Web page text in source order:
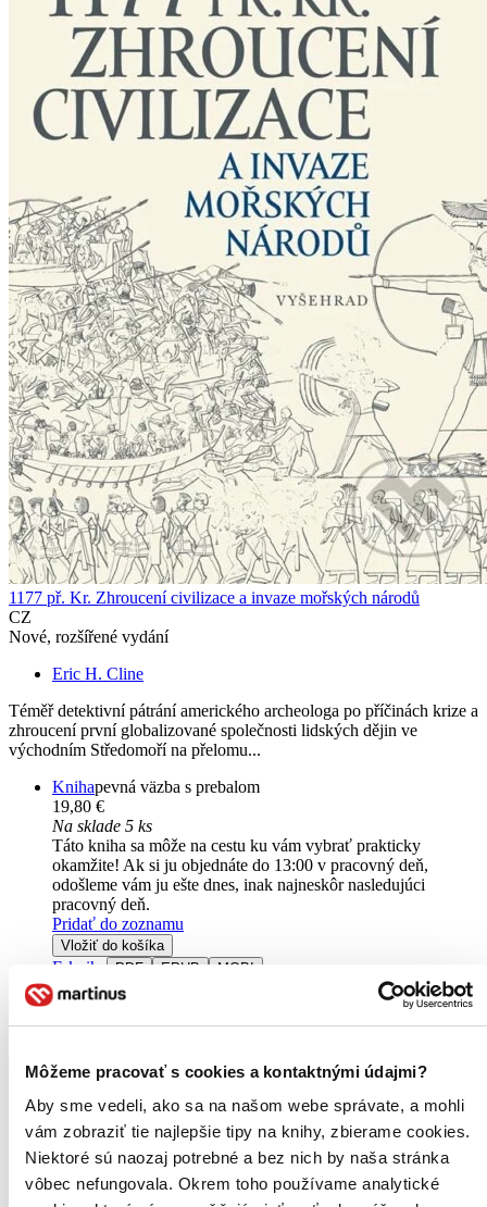
Môžeme pracovať s cookies a kontaktnými údajmi?
Aby sme vedeli, ako sa na našom webe správate, a mohli
vám zobraziť tie najlepšie tipy na knihy, zbierame cookies.
Niektoré sú naozaj potrebné a bez nich by naša stránka
vôbec nefungovala. Okrem toho používame analytické
1177 př. Kr. Zhroucení civilizace a invaze mořských národů
CZ
Nové, rozšířené vydání
Eric H. Cline
Téměř detektivní pátrání amerického archeologa po příčinách krize a
zhroucení první globalizované společnosti lidských dějin ve
východním Středomoří na přelomu...
Knihapevná väzba s prebalom
19,80 €
Na sklade 5 ks
Táto kniha sa môže na cestu ku vám vybrať prakticky
okamžite! Ak si ju objednáte do 13:00 v pracovný deň,
odošleme vám ju ešte dnes, inak najneskôr nasledujúci
pracovný deň.
Pridať do zoznamu
Vložiť do košíka
E-kniha PDF EPUB MOBI
14,62 €
Máte čítačku, tablet alebo mobil? Stiahnite si do nich e-knihu:
informácii o e-kniháchnájdete tu.
Pridať do zoznamu
Vložiť do košíka